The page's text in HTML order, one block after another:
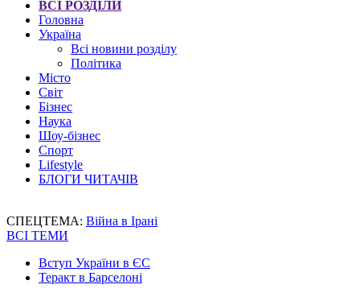
ВСІ РОЗДІЛИ
Головна
Україна
Всі новини розділу
Політика
Місто
Світ
Бізнес
Наука
Шоу-бізнес
Спорт
Lifestyle
БЛОГИ ЧИТАЧІВ
СПЕЦТЕМА: Війна в Ірані
ВСІ ТЕМИ
Вступ України в ЄС
Теракт в Барселоні